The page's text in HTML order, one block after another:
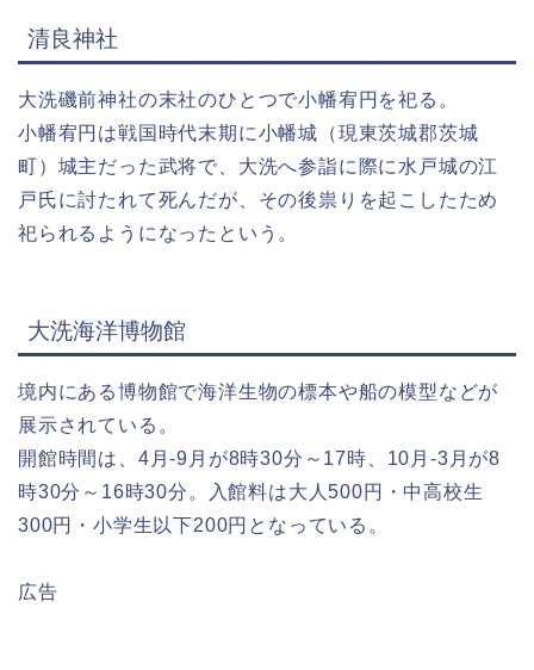
清良神社
大洗磯前神社の末社のひとつで小幡宥円を祀る。
小幡宥円は戦国時代末期に小幡城（現東茨城郡茨城
町）城主だった武将で、大洗へ参詣に際に水戸城の江
戸氏に討たれて死んだが、その後祟りを起こしたため
祀られるようになったという。
大洗海洋博物館
境内にある博物館で海洋生物の標本や船の模型などが
展示されている。
開館時間は、4月-9月が8時30分～17時、10月-3月が8
時30分～16時30分。入館料は大人500円・中高校生
300円・小学生以下200円となっている。
広告